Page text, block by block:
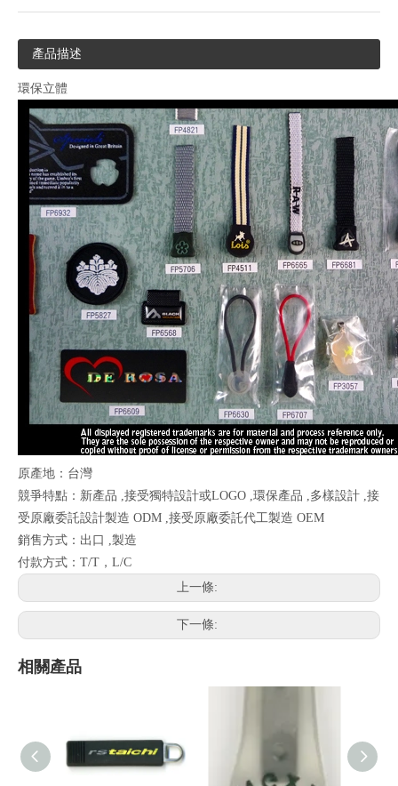
產品描述
環保立體
原產地：台灣
競爭特點：新產品 ,接受獨特設計或LOGO ,環保產品 ,多樣設計 ,接
受原廠委託設計製造 ODM ,接受原廠委託代工製造 OEM
銷售方式：出口 ,製造
付款方式：T/T，L/C
上一條:
下一條:
相關產品